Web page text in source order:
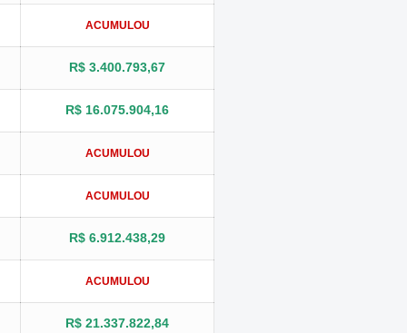
ACUMULOU
R$ 3.400.793,67
R$ 16.075.904,16
ACUMULOU
ACUMULOU
R$ 6.912.438,29
ACUMULOU
R$ 21.337.822,84